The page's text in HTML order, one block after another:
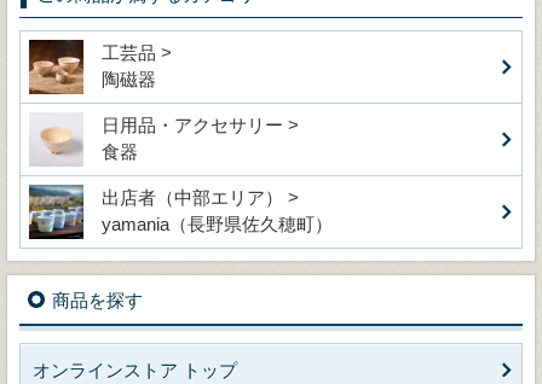
工芸品 >
陶磁器
日用品・アクセサリー >
食器
出店者（中部エリア） >
yamania（長野県佐久穂町）
商品を探す
オンラインストア トップ